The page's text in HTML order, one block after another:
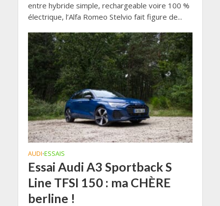
entre hybride simple, rechargeable voire 100 %
électrique, l’Alfa Romeo Stelvio fait figure de...
AUDI•ESSAIS
Essai Audi A3 Sportback S
Line TFSI 150 : ma CHÈRE
berline !